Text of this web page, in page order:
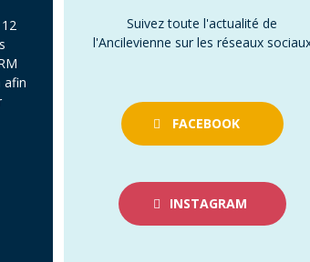
afin
Suivez toute l'actualité de
l'Ancilevienne sur les réseaux
FACEBOOK
INSTAGRAM